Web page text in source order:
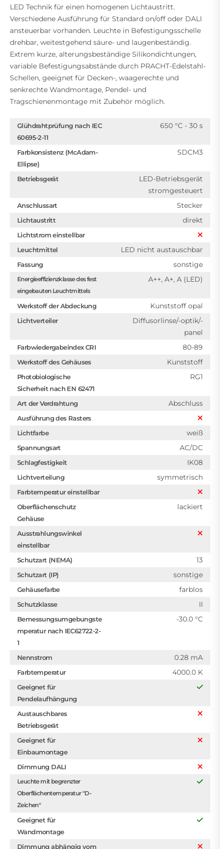
LED Technik für einen homogenen Lichtaustritt.
Verschiedene Ausführung für Standard on/off oder DALI
ansteuerbar vorhanden. Leuchte in Befestigungsschelle
drehbar, weitestgehend säure- und laugenbeständig.
Extrem kurze, alterungsbeständige Silikondichtungen,
variable Befestigungsabstände durch PRACHT-Edelstahl-
Schellen, geeignet für Decken-, waagerechte und
senkrechte Wandmontage, Pendel- und
Tragschienenmontage mit Zubehör möglich.
Glühdrahtprüfung nach IEC
60695-2-11
650 °C - 30 s
Farbkonsistenz (McAdam-
Ellipse)
SDCM3
Betriebsgerät
LED-Betriebsgerät
stromgesteuert
Anschlussart Stecker
Lichtaustritt direkt
Lichtstrom einstellbar
Leuchtmittel
LED nicht austauschbar
Fassung sonstige
Energieeffizienzklasse des fest
eingebauten Leuchtmittels
A++, A+, A (LED)
Werkstoff der Abdeckung Kunststoff opal
Lichtverteiler
Diffusorlinse/-optik/-
panel
Farbwiedergabeindex CRI 80-89
Werkstoff des Gehäuses Kunststoff
Photobiologische
Sicherheit nach EN 62471
RG1
Art der Verdrahtung Abschluss
Ausführung des Rasters
Lichtfarbe
weiß
Spannungsart AC/DC
Schlagfestigkeit IK08
Lichtverteilung symmetrisch
Farbtemperatur einstellbar
Oberflächenschutz
Gehäuse
lackiert
Ausstrahlungswinkel
einstellbar
Schutzart (NEMA)
13
Schutzart (IP) sonstige
Gehäusefarbe farblos
Schutzklasse II
Bemessungsumgebungste
mperatur nach IEC62722-2-
1
-30.0 °C
Nennstrom 0.28 mA
Farbtemperatur 4000.0 K
Geeignet für
Pendelaufhängung
Austauschbares
Betriebsgerät
Geeignet für
Einbaumontage
Dimmung DALI
Leuchte mit begrenzter
Oberflächentemperatur "D-
Zeichen"
Geeignet für
Wandmontage
Dimmung abhängig vom